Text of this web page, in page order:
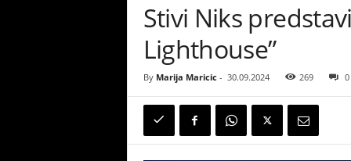
Stivi Niks
Lighthouse”
By Marija Maricic- 30.09.2024 269 0